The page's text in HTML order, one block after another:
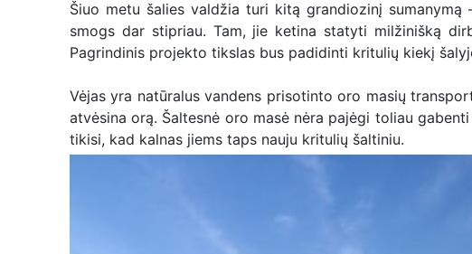
Šiuo metu šalies valdžia turi kitą grandiozinį
smogs dar stipriau. Tam, jie ketina statyti milžinišką
Pagrindinis projekto tikslas bus padidinti kritulių kiekį
Vėjas yra natūralus vandens prisotinto oro masių
atvėsina orą. Šaltesnė oro masė nėra pajėgi toliau
tikisi, kad kalnas jiems taps nauju kritulių šaltiniu.